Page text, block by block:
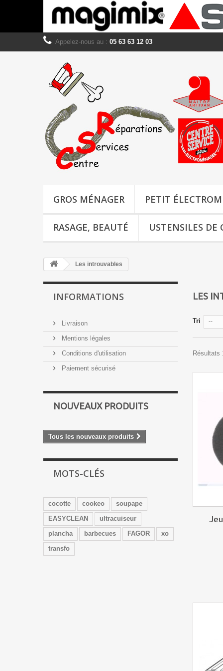
Appelez-nous au : 05 63 63 12 03
GROS MÉNAGER PETIT
RASAGE, BEAUTÉ USTENSILES DE
Les introuvables
INFORMATIONS
Livraison
Mentions légales
Conditions d'utilisation
Paiement sécurisé
NOUVEAUX PRODUITS
Tous les nouveaux produits
MOTS-CLÉS
cocotte cookeo
soupape
EASYCLEAN
ultracuiseur
plancha
barbecues FAGOR
xo
transfo
LES
Tri --
Résultats